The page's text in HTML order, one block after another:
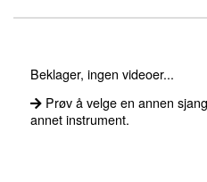
Beklager, ingen videoer...
Prøv å velge en annen
annet instrument.